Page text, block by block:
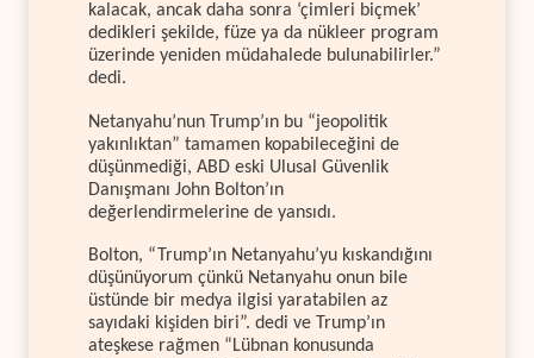
kalacak, ancak daha sonra ‘çimleri biçmek’
dedikleri şekilde, füze ya da nükleer program
üzerinde yeniden müdahalede bulunabilirler.”
dedi.
Netanyahu’nun Trump’ın bu “jeopolitik
yakınlıktan” tamamen kopabileceğini de
düşünmediği, ABD eski Ulusal Güvenlik
Danışmanı John Bolton’ın
değerlendirmelerine de yansıdı.
Bolton, “Trump’ın Netanyahu’yu kıskandığını
düşünüyorum çünkü Netanyahu onun bile
üstünde bir medya ilgisi yaratabilen az
sayıdaki kişiden biri”. dedi ve Trump’ın
ateşkese rağmen “Lübnan konusunda